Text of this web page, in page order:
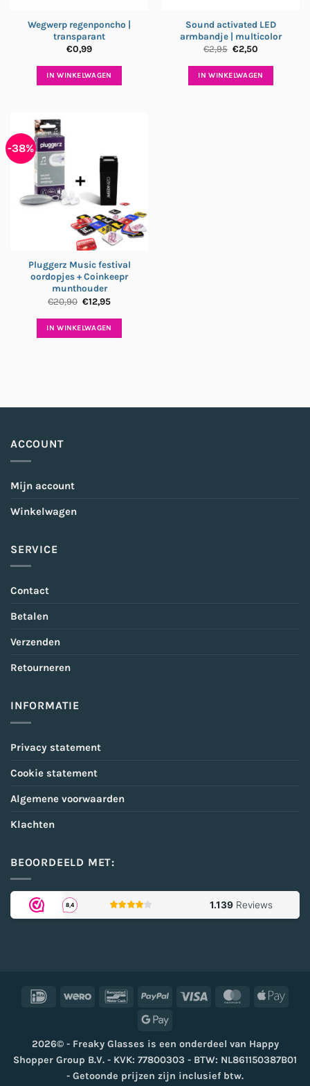
Wegwerp regenponcho |
transparant
€0,99
IN WINKELWAGEN
Sound activated LED
armbandje | multicolor
€2,95 Oorspronkelijke
was:
€2,95.
€2,50
is:
€2,50.
IN WINKELWAGEN
-38%
Pluggerz Music festival
oordopjes + Coinkeepr
munthouder
€20,90 Oorspronkelijke
was:
€20,90.
€12,95Huidige
is:
€12,95.
IN WINKELWAGEN
ACCOUNT
Mijn account
Winkelwagen
SERVICE
Contact
Betalen
Verzenden
Retourneren
INFORMATIE
Privacy statement
Cookie statement
Algemene voorwaarden
Klachten
BEOORDEELD MET:
IDeal Wero BancontactPayPal Visa MasterCard
Google
2026© - Freaky Glasses is een onderdeel van Happy
Shopper Group B.V. - KVK: 77800303 - BTW: NL861150387B01
- Getoonde prijzen zijn inclusief btw.